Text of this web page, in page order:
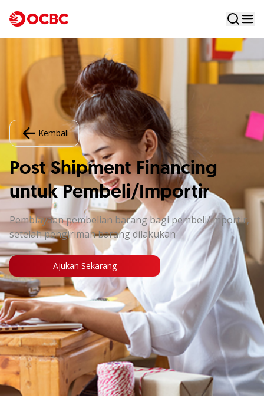
Kembali
Post Shipment Financing
untuk Pembeli/Importir
Pembiayaan pembelian barang bagi pembeli/importir,
setelah pengiriman barang dilakukan
Ajukan Sekarang